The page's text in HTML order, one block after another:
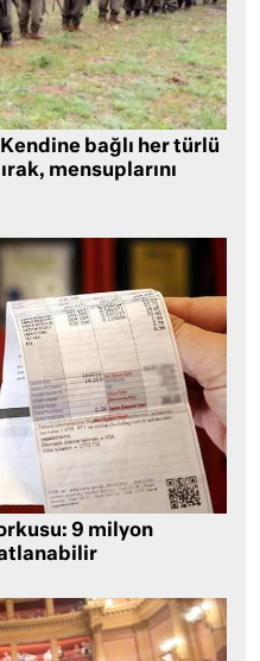
bağlı her türlü
mensuplarını
9 milyon